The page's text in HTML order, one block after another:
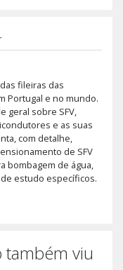
fileiras das
Portugal e no mundo.
geral sobre SFV,
e as suas
com detalhe,
de SFV
bombagem de água,
estudo específicos.
viu